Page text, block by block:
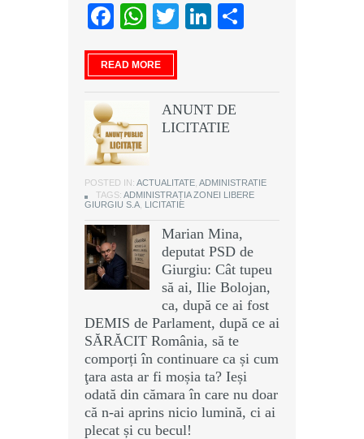
Facebook
WhatsApp
TwitterLinkedIn
READ MORE
ANUNT DE
LICITATIE
POSTED IN: ACTUALITATE ADMINISTRATIE
TAGS: ADMINISTRAȚIA ZONEI LIBERE
GIURGIU S.A LICITATIE
Marian Mina,
deputat PSD de
Giurgiu: Cât tupeu
să ai, Ilie Bolojan,
ca, după ce ai fost
DEMIS de Parlament, după ce ai
SĂRĂCIT România, să te
comporți în continuare ca și cum
ţara asta ar fi moșia ta? Ieși
odată din cămara în care nu doar
că n-ai aprins nicio lumină, ci ai
plecat și cu becul!